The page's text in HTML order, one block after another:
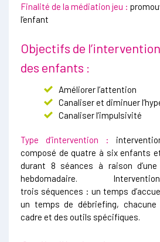
Finalité de la médiation jeu :
l’enfant
Objectifs de
des enfants :
Améliorer l’attention
Canaliser et diminuer
Canaliser l’impulsivité
Type d’intervention :
composé de quatre à six enfants
durant 8 séances à raison d’une
hebdomadaire.
trois séquences : un temps
un temps de débriefing, chacune
cadre et des outils spécifiques.